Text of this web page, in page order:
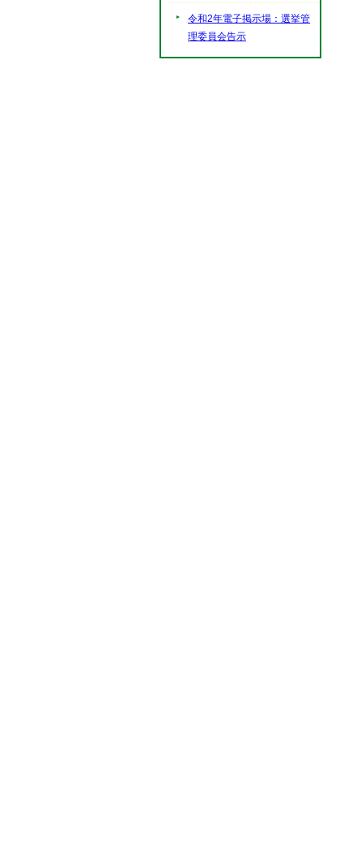
令和2年電子掲示場：選挙管
理委員会告示